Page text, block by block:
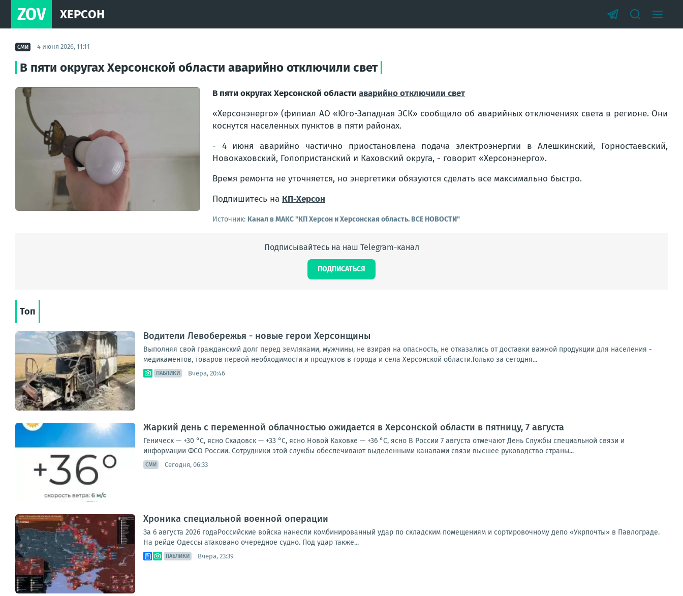
ZOV ХЕРСОН
СМИ 4 июня 2026, 11:11
В пяти округах Херсонской области аварийно отключили свет
В пяти округах Херсонской области аварийно отключили свет
«Херсонэнерго» (филиал АО «Юго-Западная ЭСК» сообщило об аварийных отключениях света в регионе. Они
коснутся населенных пунктов в пяти районах.
- 4 июня аварийно частично приостановлена подача электроэнергии в Алешкинский, Горностаевский,
Новокаховский, Голопристанский и Каховский округа, - говорит «Херсонэнерго».
Время ремонта не уточняется, но энергетики обязуются сделать все максимально быстро.
Подпишитесь на КП-Херсон
Источник: Канал в МАКС "КП Херсон и Херсонская область. ВСЕ НОВОСТИ"
Подписывайтесь на наш Telegram-канал
ПОДПИСАТЬСЯ
Топ
Водители Левобережья - новые герои Херсонщины
Выполняя свой гражданский долг перед земляками, мужчины, не взирая на опасность, не отказались от доставки важной продукции для населения -
медикаментов, товаров первой необходимости и продуктов в города и села Херсонской области.Только за сегодня...
ПАБЛИКИ Вчера, 20:46
Жаркий день с переменной облачностью ожидается в Херсонской области в пятницу, 7 августа
Геническ — +30 °С, ясно Скадовск — +33 °С, ясно Новой Каховке — +36 °С, ясно В России 7 августа отмечают День Службы специальной связи и
информации ФСО России. Сотрудники этой службы обеспечивают выделенными каналами связи высшее руководство страны...
СМИ Сегодня, 06:33
Хроника специальной военной операции
За 6 августа 2026 годаРоссийские войска нанесли комбинированный удар по складским помещениям и сортировочному депо «Укрпочты» в Павлограде.
На рейде Одессы атаковано очередное судно. Под удар также...
ПАБЛИКИ Вчера, 23:39